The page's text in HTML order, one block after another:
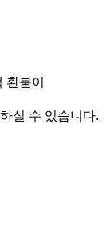
불이
실 수 있습니다.